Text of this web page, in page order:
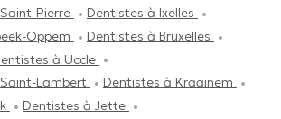
Pierre
Dentistes à Ixelles
Oppem
Dentistes à Bruxelles
à Uccle
Lambert
Dentistes à Kraainem
Dentistes à Jette